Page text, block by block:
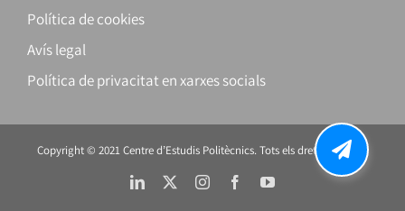
Política de cookies
Avís legal
Política de privacitat en xarxes socials
Copyright © 2021 Centre d’Estudis Politècnics. Tots els drets reservats.
LinkedIn InstagramFacebookYouTube